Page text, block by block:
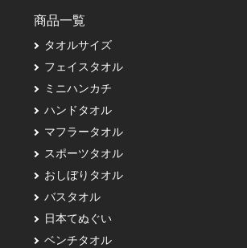
商品一覧
タオルサイズ
フェイスタオル
ミニハンカチ
ハンドタオル
マフラータオル
スポーツタオル
おしぼりタオル
バスタオル
日本てぬぐい
ベンチタオル